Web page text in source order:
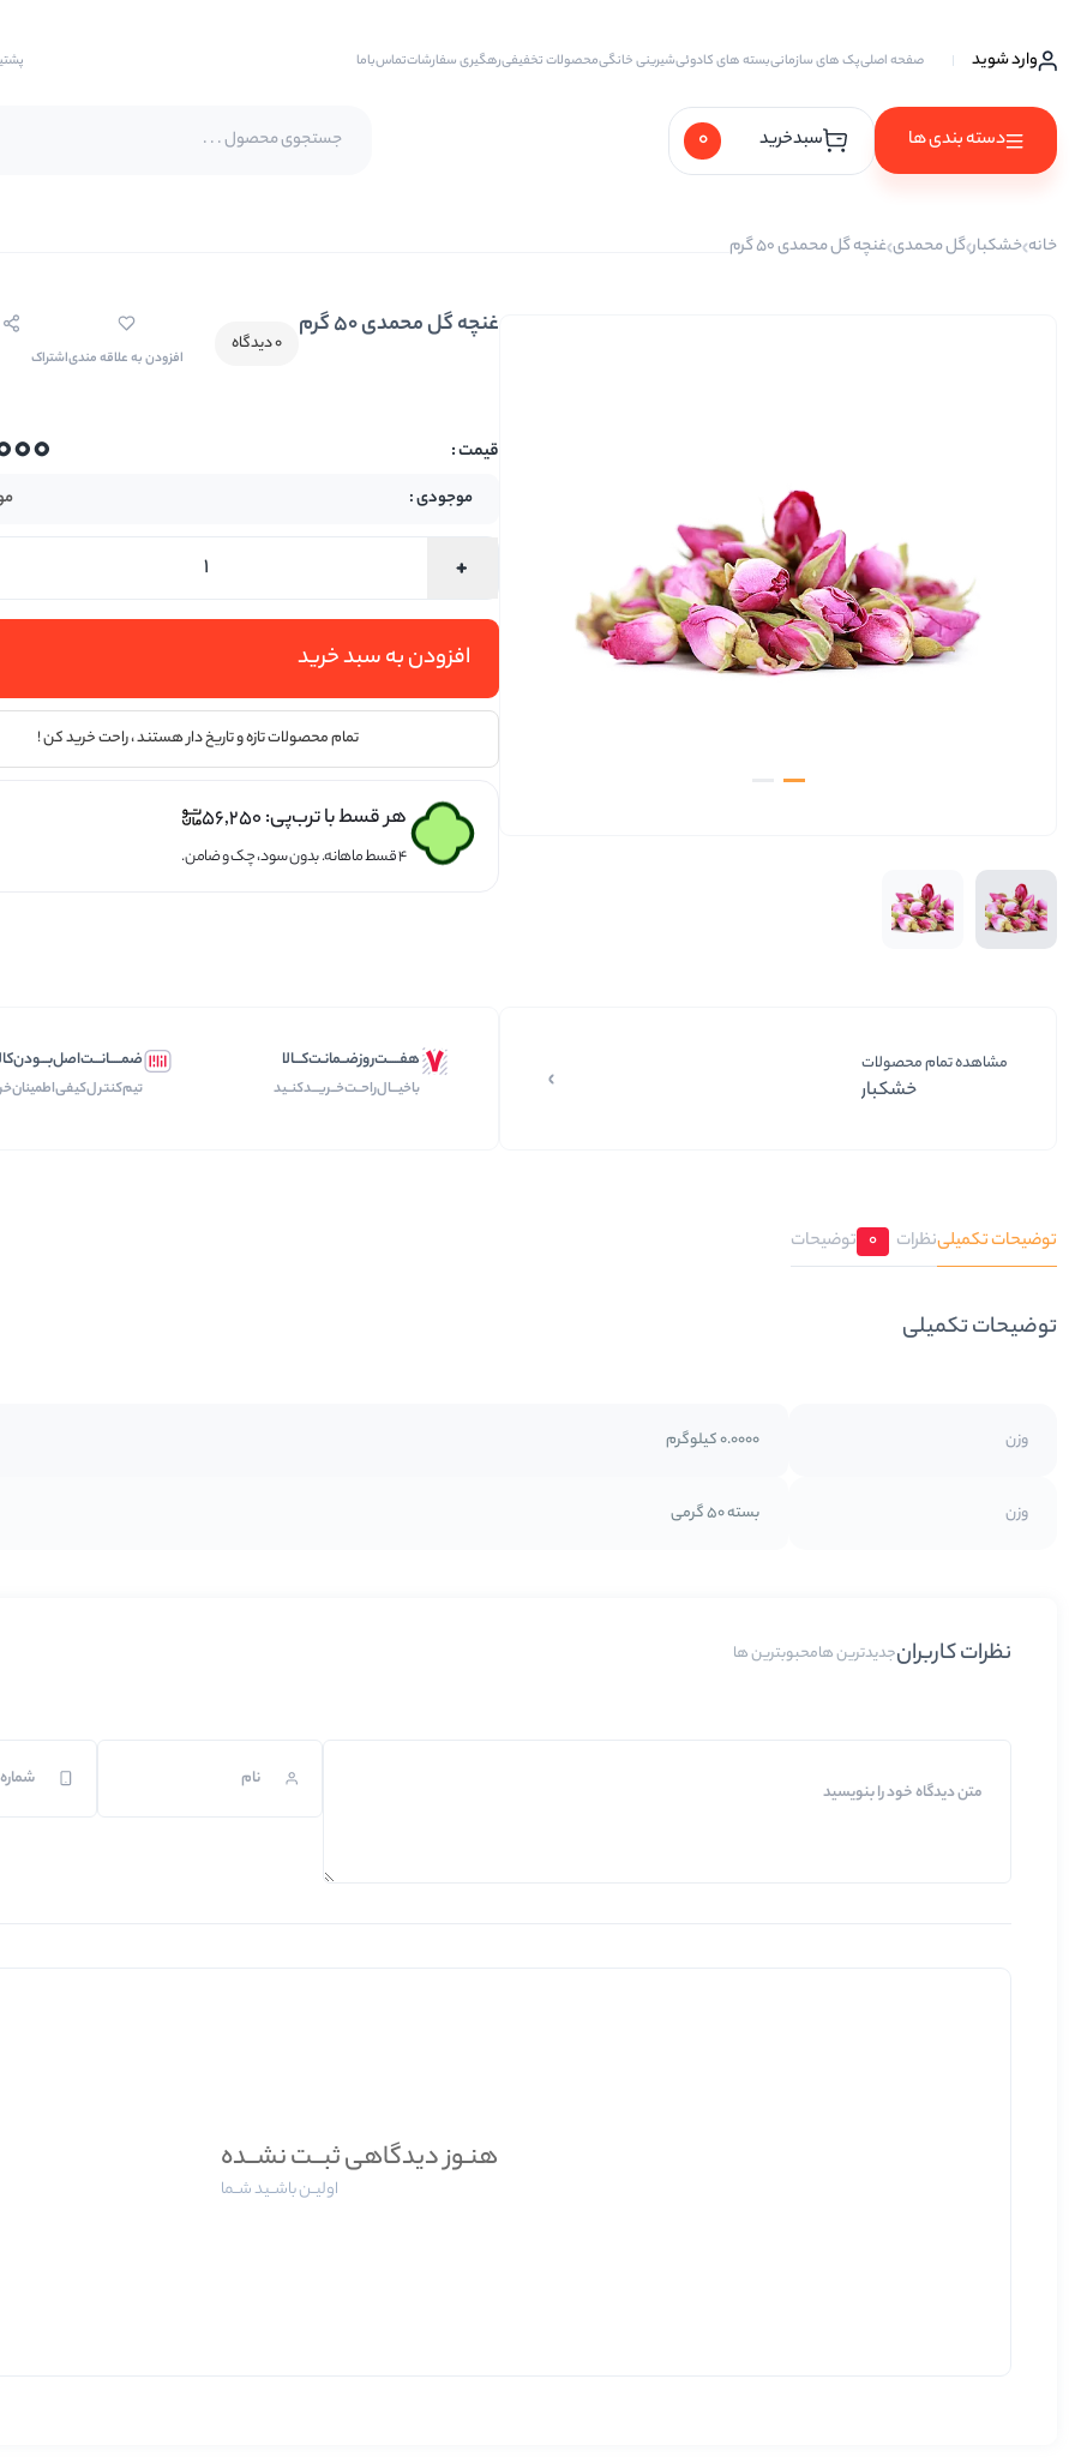
وارد شوید صفحه اصلیپک های سازمانیبسته های کادوئیشیرینی خانگیمحصولات تخفیفیرهگیری سفارشاتتماس‌با‌ما
دسته بندی ها
پسته
پسته احمد آقایی
بادام
بادام زمینی روکش دار
سبدخرید 0
خانه خشکبار گل محمدی غنچه گل محمدی 50 گرم
غنچه گل محمدی 50 گرم
0 دیدگاه
افزودن به علاقه مندیاشتراک
افزودن به سبد خرید
تمام محصولات تازه و تاریخ دار هستند ، راحت خرید کن !
هر قسط با ترب‌پی:56,250
۴ قسط ماهانه. بدون سود، چک و ضامن.
مشاهده تمام محصولات
خشکبار
هفـــــت‌روز‌ضــمانـت‌کـــالا
با‌خیـــال‌راحــت‌‌‌خــریـــد‌کنــید
توضیحات تکمیلینظرات 0 توضیحات
توضیحات تکمیلی
وزن 0.0000 کیلوگرم
وزن بسته 50 گرمی
نظرات کاربرانجدیدترین هامحبوبترین ها
هنـوز دیدگاهی ثبــت نشــده
اولیــن باشــید شــما